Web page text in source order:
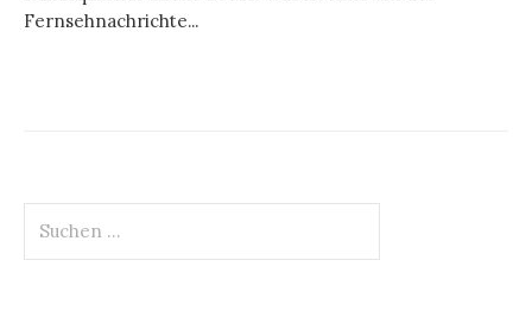
Fernsehnachrichte...
nach: